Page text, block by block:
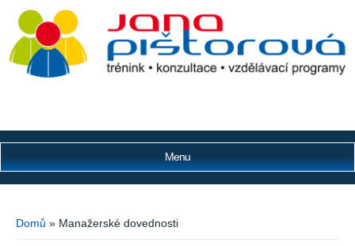
Menu
Domů » Manažerské dovednosti